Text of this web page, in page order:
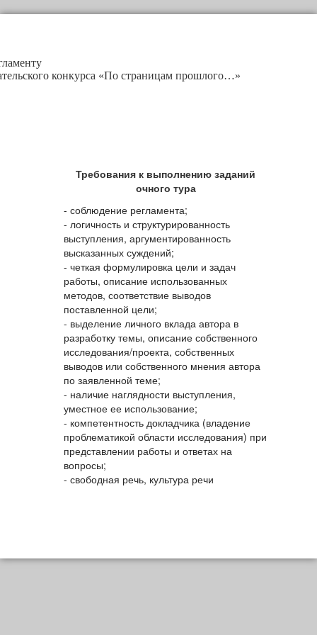
конкурса «По страницам прошлого…»
Требования к выполнению заданий
очного тура
- соблюдение регламента;
- логичность и структурированность
выступления, аргументированность
высказанных суждений;
- четкая формулировка цели и задач
работы, описание использованных
методов, соответствие выводов
поставленной цели;
- выделение личного вклада автора в
разработку темы, описание собственного
исследования/проекта, собственных
выводов или собственного мнения автора
по заявленной теме;
- наличие наглядности выступления,
уместное ее использование;
- компетентность докладчика (владение
проблематикой области исследования) при
представлении работы и ответах на
вопросы;
- свободная речь, культура речи